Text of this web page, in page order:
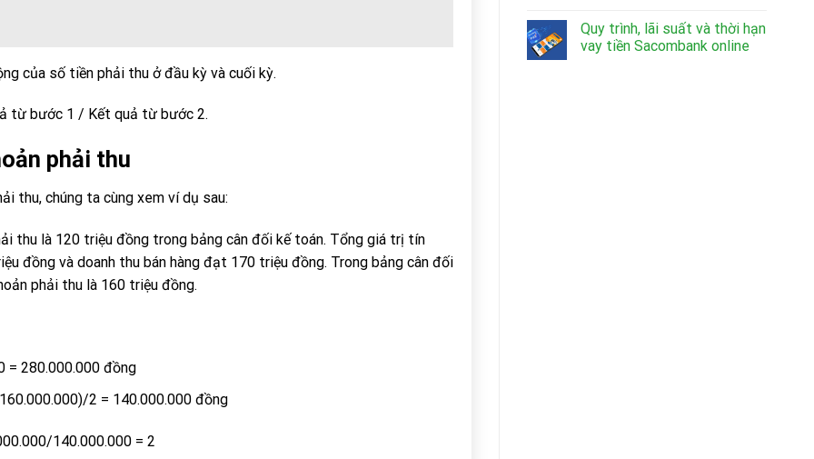
của số tiền phải thu ở đầu kỳ và cuối kỳ.
từ bước 1 / Kết quả từ bước 2.
phải thu
thu, chúng ta cùng xem ví dụ sau:
thu là 120 triệu đồng trong bảng cân đối kế toán. Tổng giá trị tín
đồng và doanh thu bán hàng đạt 170 triệu đồng. Trong bảng cân đối
phải thu là 160 triệu đồng.
= 280.000.000 đồng
2 = 140.000.000 đồng
140.000.000 = 2
Quy trình, lãi suất và thời hạn
vay tiền Sacombank online